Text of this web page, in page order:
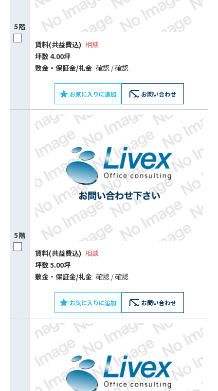
5階
賃料(共益費込) 相談
坪数 4.00坪
敷⾦‧保証⾦/礼⾦ 確認 / 確認
お気に入りに追加 お問い合わせ
5階
賃料(共益費込) 相談
坪数 5.00坪
敷⾦‧保証⾦/礼⾦ 確認 / 確認
お気に入りに追加 お問い合わせ
ビルコード：172272
をお伝えいただくと
スムーズにご案内できます